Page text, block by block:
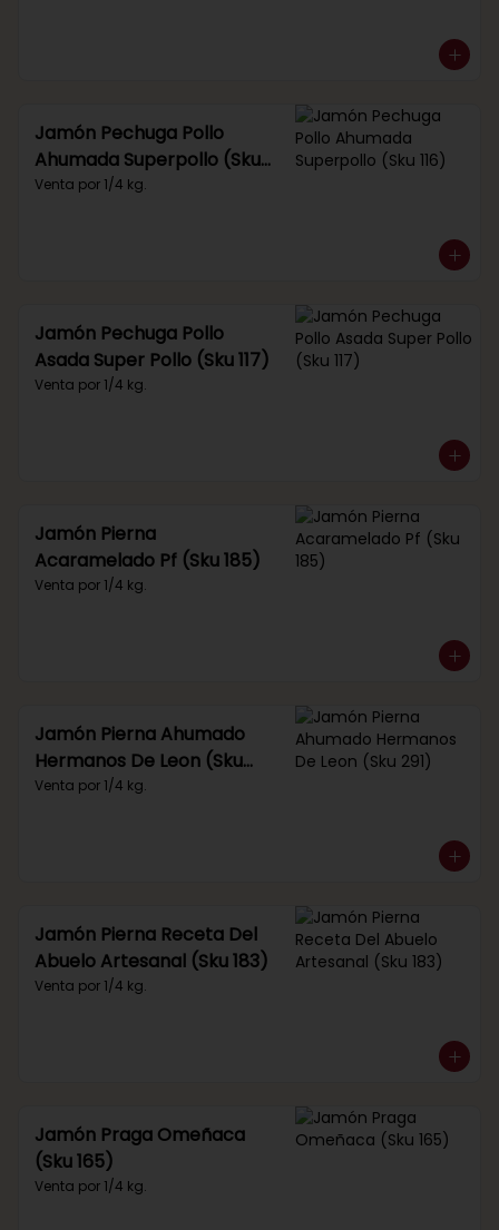
Jamón Pechuga Pollo
Ahumada Superpollo (Sku
116)
Venta por 1/4 kg.
Jamón Pechuga Pollo
Asada Super Pollo (Sku 117)
Venta por 1/4 kg.
Jamón Pierna
Acaramelado Pf (Sku 185)
Venta por 1/4 kg.
Jamón Pierna Ahumado
Hermanos De Leon (Sku
291)
Venta por 1/4 kg.
Jamón Pierna Receta Del
Abuelo Artesanal (Sku 183)
Venta por 1/4 kg.
Jamón Praga Omeñaca
(Sku 165)
Venta por 1/4 kg.